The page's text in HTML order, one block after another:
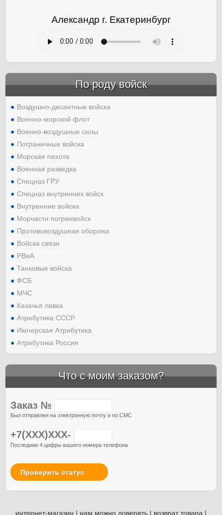
Александр г. Екатеринбург
По роду войск
Воздушно-десантные войска
Военно-морской флот
Военно-воздушные силы
Пограничные войска
Морская пехота
Военная разведка
Спецназ ГРУ
Спецназ внутренних войск
Внутренние войска
Морчасти погранвойск
Противовоздушная оборона
Войска связи
РВиА
Танковые войска
ФСБ
МЧС
Казачья лавка
Атрибутика СССР
Имперская Атрибутика
Атрибутика Россия
Что с моим заказом?
Заказ №
Был отправлен на электронную почту и по СМС
+7(XXX)XXX-
Последние 4 цифры вашего номера телефона
Проверить статус
интернет-магазин | нам можно доверять | возврат товара |